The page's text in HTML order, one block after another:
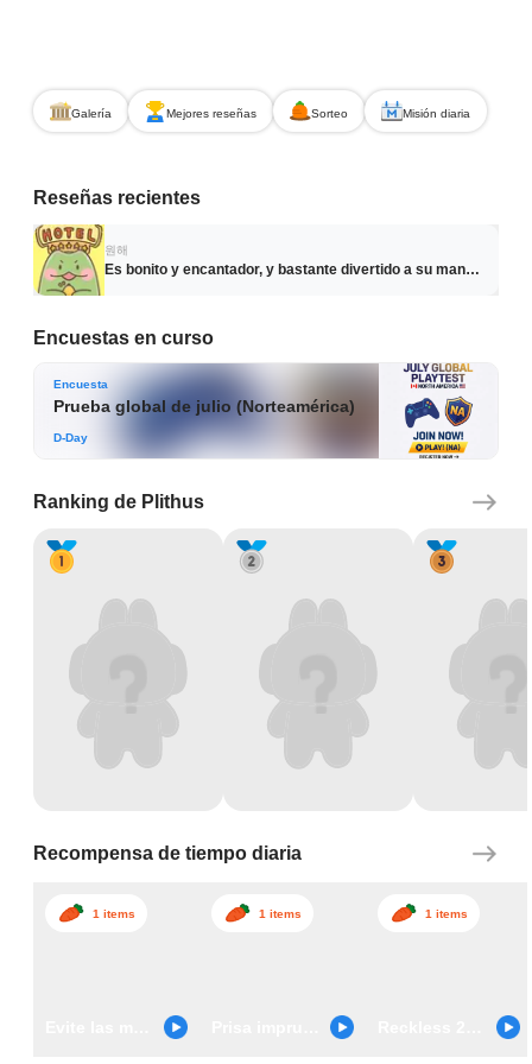
Galería Mejores reseñas Sorteo Misión diaria
Reseñas recientes
원해
Es bonito y encantador, y bastante divertido a su manera.
Encuestas en curso
Encuesta
Prueba global de julio (Norteamérica)
D-Day
Ranking de Plithus
Recompensa de tiempo diaria
1 items
Evite las multitudes
1 items
Prisa imprudente
1 items